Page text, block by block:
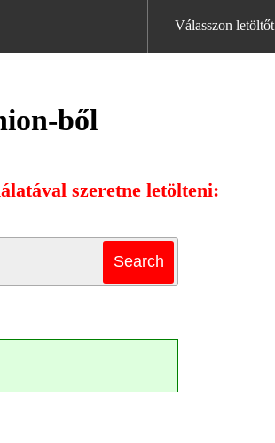
Válasszon letöltőt
ből
szeretne letölteni: